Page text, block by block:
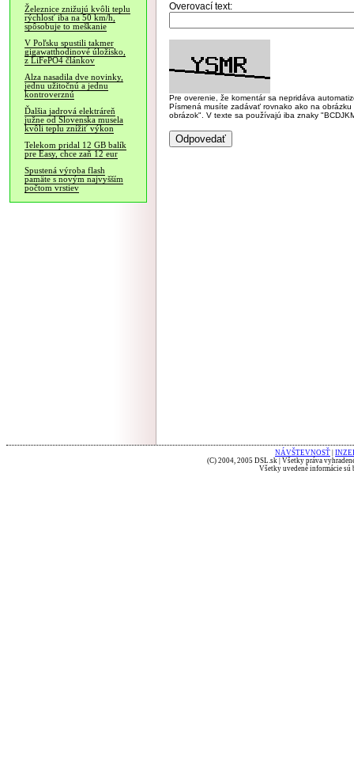
Železnice znižujú kvôli teplu
rýchlosť iba na 50 km/h,
spôsobuje to meškanie
V Poľsku spustili takmer
gigawatthodinové úložisko,
z LiFePO4 článkov
Alza nasadila dve novinky,
jednu užitočnú a jednu
kontroverznú
Ďalšia jadrová elektráreň
južne od Slovenska musela
kvôli teplu znížiť výkon
Telekom pridal 12 GB balík
pre Easy, chce zaň 12 eur
Spustená výroba flash
pamäte s novým najvyšším
počtom vrstiev
Overovací text:
Pre overenie, že komentár sa nepridáva
Písmená musíte zadávať rovnako ako na
obrázok". V texte sa používajú iba znaky
NÁVŠTEVNOSŤ
(C) 2004, 2005 DSL.sk | Všetky práva
Všetky uvedené informácie sú